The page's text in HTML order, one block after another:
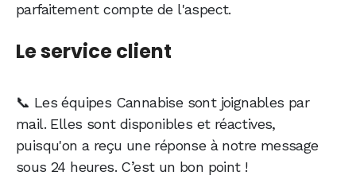
parfaitement compte de l'aspect.
Le service client
📞 Les équipes Cannabise sont joignables par
mail. Elles sont disponibles et réactives,
puisqu'on a reçu une réponse à notre message
sous 24 heures. C’est un bon point !